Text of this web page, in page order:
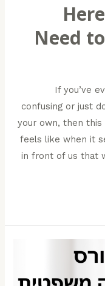
Need
If you’ve
confusing or just
your own, then
feels like when it
in front of us that